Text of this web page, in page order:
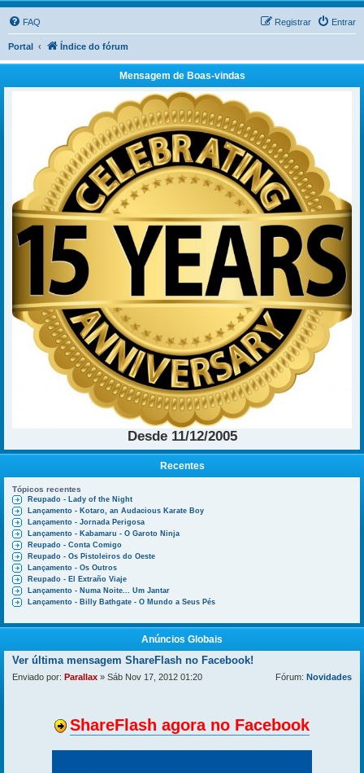
FAQ Entrar
Registrar
Portal Índice do fórum
Mensagem de Boas-vindas
Desde 11/12/2005
Recentes
Tópicos recentes
Reupado - Lady of the Night
Lançamento - Kotaro, an Audacious Karate Boy
Lançamento - Jornada Perigosa
Lançamento - Kabamaru - O Garoto Ninja
Reupado - Conta Comigo
Reupado - Os Pistoleiros do Oeste
Lançamento - Os Outros
Reupado - El Extraño Viaje
Lançamento - Numa Noite... Um Jantar
Lançamento - Billy Bathgate - O Mundo a Seus Pés
Anúncios Globais
Ver última mensagem ShareFlash no Facebook!
Enviado por: Parallax » Sáb Nov 17, 2012 01:20 Fórum: Novidades
ShareFlash agora no Facebook